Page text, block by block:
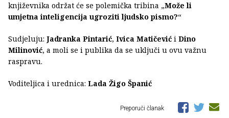
književnika održat će se polemička tribina „Može li
umjetna inteligencija ugroziti ljudsko pismo?“
Sudjeluju: Jadranka Pintarić, Ivica Matičević i Dino
Milinović, a moli se i publika da se uključi u ovu važnu
raspravu.
Voditeljica i urednica: Lada Žigo Španić
Preporuči članak